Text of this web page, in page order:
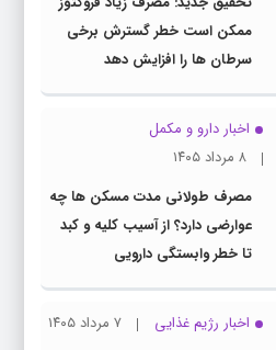
ممکن است خطر گسترش برخی
سرطان ها را افزایش دهد
اخبار دارو و مکمل
۸ مرداد ۱۴۰۵
مصرف طولانی مدت مسکن ها چه
عوارضی دارد؟ از آسیب کلیه و کبد
تا خطر وابستگی دارویی
اخبار رژیم غذایی
۷ مرداد ۱۴۰۵